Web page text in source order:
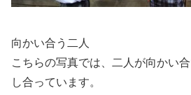
向かい合う二人
こちらの写真では、二人が向かい
し合っています。